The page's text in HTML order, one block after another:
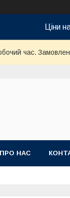
Ціни
час.
ПРО НАС